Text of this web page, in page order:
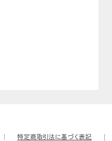
特定商取引法に基づく表記